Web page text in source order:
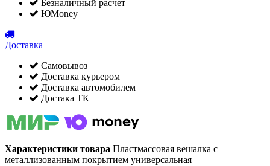
Безналичный расчет
ЮMoney
Доставка
Самовывоз
Доставка курьером
Доставка автомобилем
Достака ТК
Характеристики товара Пластмассовая вешалка с
металлизованным покрытием универсальная